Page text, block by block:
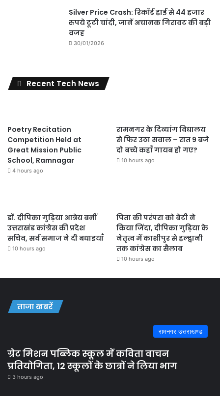
Silver Price Crash: रिकॉर्ड हाई से 44 हजार
रुपये टूटी चांदी, जानें अचानक गिरावट की बड़ी
वजह
30/01/2026
Recent Tech News
Poetry Recitation
Competition Held at
Great Mission Public
School, Ramnagar
4 hours ago
रामनगर के दिव्यांग विद्यालय
से फिर उठा सवाल – रात 9 बजे
दो बच्चे कहाँ गायब हो गए?
10 hours ago
डॉ. दीपिका गुड़िया आत्रेय बनीं
उत्तराखंड कांग्रेस की प्रदेश
सचिव, सर्व समाज ने दी बधाइयाँ
10 hours ago
पिता की परंपरा को बेटी ने
किया जिंदा, दीपिका गुड़िया के
नेतृत्व में काशीपुर से हल्द्वानी
तक कांग्रेस का सैलाब
10 hours ago
ताजा खबरें
रामनगर उत्तराखण्ड
ग्रेट मिशन पब्लिक स्कूल में कविता वाचन
प्रतियोगिता, 12 स्कूलों के छात्रों ने लिया भाग
3 hours ago